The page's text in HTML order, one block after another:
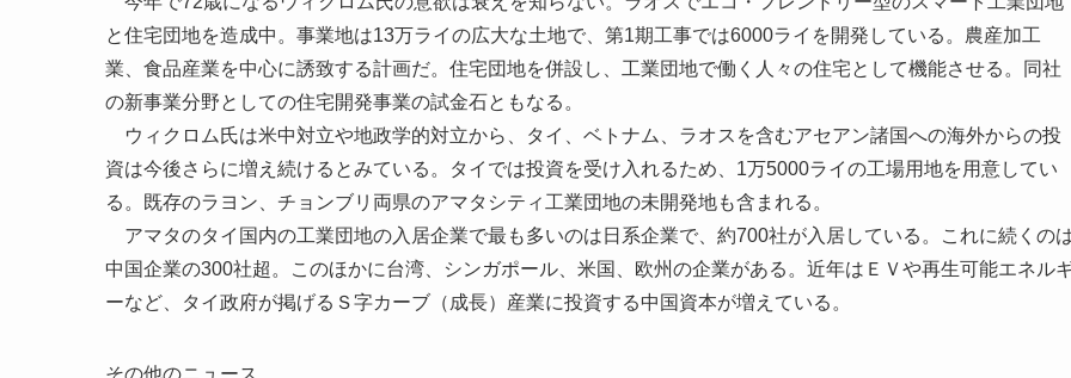
と住宅団地を造成中。事業地は13万ライの広大な土地で、第1期工事では6000ライを開発している。農産加工
業、食品産業を中心に誘致する計画だ。住宅団地を併設し、工業団地で働く人々の住宅として機能させる。同社
の新事業分野としての住宅開発事業の試金石ともなる。
ウィクロム氏は米中対立や地政学的対立から、タイ、ベトナム、ラオスを含むアセアン諸国への海外からの投
資は今後さらに増え続けるとみている。タイでは投資を受け入れるため、1万5000ライの工場用地を用意してい
る。既存のラヨン、チョンブリ両県のアマタシティ工業団地の未開発地も含まれる。
アマタのタイ国内の工業団地の入居企業で最も多いのは日系企業で、約700社が入居している。これに続くの
中国企業の300社超。このほかに台湾、シンガポール、米国、欧州の企業がある。近年はＥＶや再生可能エネル
ーなど、タイ政府が掲げるＳ字カーブ（成長）産業に投資する中国資本が増えている。